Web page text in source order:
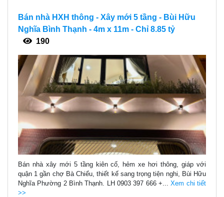
Bán nhà HXH thông - Xây mới 5 tầng - Bùi Hữu
Nghĩa Bình Thạnh - 4m x 11m - Chỉ 8.85 tỷ
190
Bán nhà xây mới 5 tầng kiên cố, hẻm xe hơi thông, giáp với
quận 1 gần chợ Bà Chiểu, thiết kế sang trọng tiện nghi, Bùi Hữu
Nghĩa Phường 2 Bình Thạnh. LH 0903 397 666 +...Xem chi tiết
>>